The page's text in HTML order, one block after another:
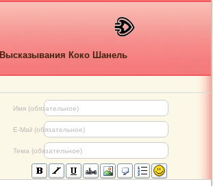
Высказывания Коко Шанель
Имя (обязательное)
E-Mail (обязательное)
Тема (обязательное)